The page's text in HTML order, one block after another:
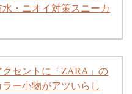
水・ニオイ対策スニーカ
クセントに「ZARA」の
ー小物がアツいらし